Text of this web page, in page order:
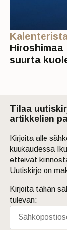
suurta
Tilaa
artikkelien
Kirjoita alle
kuukaudessa
etteivät
Uutiskirje on
Kirjoita tähän
tulevan: